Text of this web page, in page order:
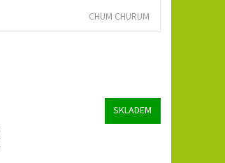
CHUM CHURUM
SKLADEM